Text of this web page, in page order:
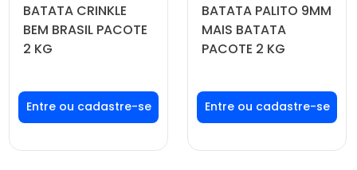
BATATA CRINKLE
BEM BRASIL PACOTE
2 KG
Faça seu login ou
cadastre-se para
ver preços e
BATATA PALITO 9MM
MAIS BATATA
PACOTE 2 KG
Faça seu login ou
cadastre-se para
ver preços e